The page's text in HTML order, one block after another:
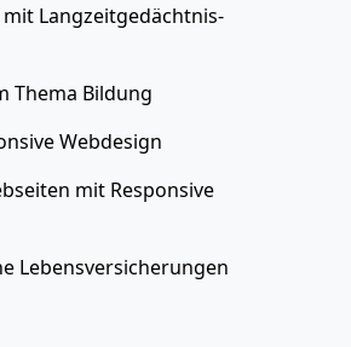
mit Langzeitgedächtnis-
Thema Bildung
Webdesign
mit Responsive
Lebensversicherungen